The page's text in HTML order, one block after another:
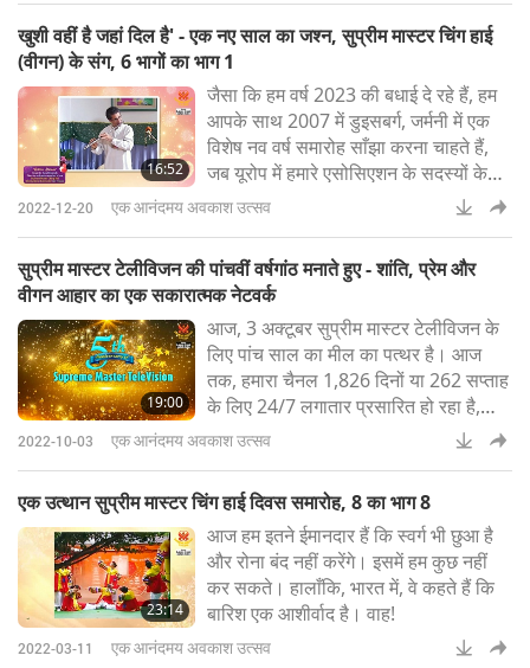
खुशी वहीं है जहां दिल है' - एक नए साल का जश्न, सुप्रीम मास्टर चिंग हाई
(वीगन) के संग, 6 भागों का भाग 1
16:52
जैसा कि हम वर्ष 2023 की बधाई दे रहे हैं, हम
आपके साथ 2007 में डुइसबर्ग, जर्मनी में एक
विशेष नव वर्ष समारोह साँझा करना चाहते हैं,
जब यूरोप में हमारे एसोसिएशन के सदस्यों के
एक छोटे समूह (सभी वीगन) को पहला दिन
बिताने का सौभाग्य मिला था। साल हमारे प्यारे
2022-12-20 एक आनंदमय अवकाश उत्सव
सुप्रीम मास्टर टेलीविजन की पांचवीं वर्षगांठ मनाते हुए - शांति, प्रेम और
वीगन आहार का एक सकारात्मक नेटवर्क
19:00
आज, 3 अक्टूबर सुप्रीम मास्टर टेलीविजन के
लिए पांच साल का मील का पत्थर है। आज
तक, हमारा चैनल 1,826 दिनों या 262 सप्ताह
के लिए 24/7 लगातार प्रसारित हो रहा है,
दुनिया भर से दैनिक प्रासंगिक समाचार प्रस्तुत
कर रहा है और 7,300 से अधिक कार्यक्रम
हाई जी और अन्य प्रबुद्ध गुरुओं की आध्यात्मिक
शिक्षाओं सहित अन्य विषयों की एक विस्तृत
श्रृंखला शामिल है। हमारे ग्रह
2022-10-03 एक आनंदमय अवकाश उत्सव
एक उत्थान सुप्रीम मास्टर चिंग हाई दिवस समारोह, 8 का भाग 8
23:14
आज हम इतने ईमानदार हैं कि स्वर्ग भी छुआ है
और रोना बंद नहीं करेंगे। इसमें हम कुछ नहीं
कर सकते। हालाँकि, भारत में, वे कहते हैं कि
बारिश एक आशीर्वाद है। वाह!
2022-03-11 एक आनंदमय अवकाश उत्सव